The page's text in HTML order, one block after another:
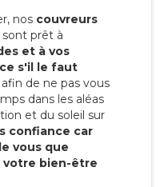
nos couvreurs
sont prêt à
et à vos
s'il le faut
afin de ne pas vous
dans les aléas
et du soleil sur
confiance car
vous que
votre bien-être